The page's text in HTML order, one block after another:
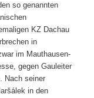
so genannten
KZ Dachau
in
im Mauthausen-
gegen Gauleiter
Nach seiner
in den